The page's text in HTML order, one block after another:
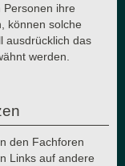
ihre
können solche
ausdrücklich das
werden.
den Fachforen
Links auf andere